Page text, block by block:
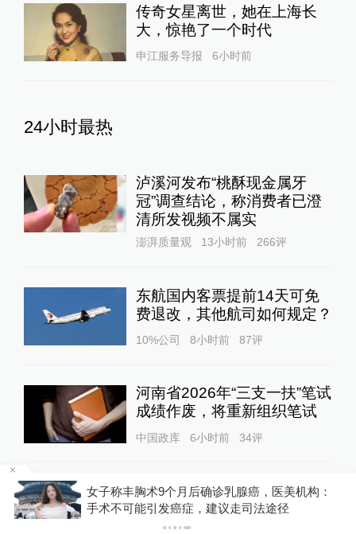
传奇女星离世，她在上海长
大，惊艳了一个时代
申江服务导报 6小时前
24小时最热
泸溪河发布“桃酥现金属牙
冠”调查结论，称消费者已澄
清所发视频不属实
澎湃质量观 13小时前 266评
东航国内客票提前14天可免
费退改，其他航司如何规定？
10%公司 8小时前 87评
河南省2026年“三支一扶”笔试
成绩作废，将重新组织笔试
中国政库 6小时前 34评
扫描“主播”｜主播利用未成年
人喊网友“爸爸”博流量，“母女
合拍”多账号被封禁
女子称丰胸术9个月后确诊乳腺癌，医美机构：
手术不可能引发癌症，建议走司法途径